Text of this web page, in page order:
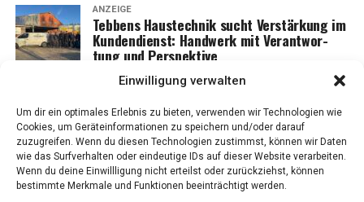
Einwilligung verwalten
Um dir ein optimales Erlebnis zu bieten, verwenden wir Technologien wie
Cookies, um Geräteinformationen zu speichern und/oder darauf
zuzugreifen. Wenn du diesen Technologien zustimmst, können wir Daten
wie das Surfverhalten oder eindeutige IDs auf dieser Website verarbeiten.
Wenn du deine Einwillligung nicht erteilst oder zurückziehst, können
bestimmte Merkmale und Funktionen beeinträchtigt werden.
ANZEIGE
Teb­bens Haus­tech­nik sucht Ver­stär­kung im
Kun­den­dienst: Hand­werk mit Ver­ant­wor­
tung und Perspektive